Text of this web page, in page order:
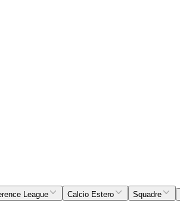
League Calcio Estero Squadre